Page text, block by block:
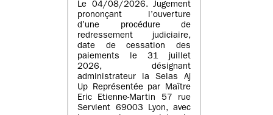
Le 04/08/2026. Jugement
prononçant l’ouverture
d’une procédure de
redressement judiciaire,
date de cessation des
paiements le 31 juillet
2026, désignant
administrateur la Selas Aj
Up Représentée par Maître
Eric Etienne-Martin 57 rue
Servient 69003 Lyon, avec